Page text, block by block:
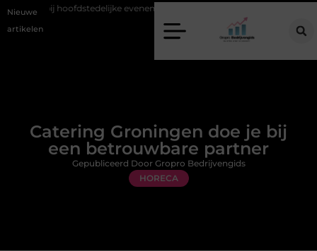
Nieuwe
artikelen
bij hoofdstedelijke evenementen
Catering Groningen doe je bij
een betrouwbare partner
HORECA
Gepubliceerd Door Gropro Bedrijvengids